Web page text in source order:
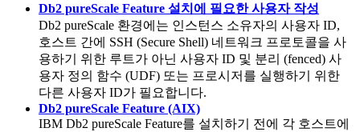
Db2 pureScale Feature 설치에 필요한 사용자 작성
Db2 pureScale 환경에는 인스턴스 소유자의 사용자 ID,
호스트 간에 SSH (Secure Shell) 네트워크 프로토콜을 사
용하기 위한 루트가 아닌 사용자 ID 및 분리 (fenced) 사
용자 정의 함수 (UDF) 또는 프로시저를 실행하기 위한
다른 사용자 ID가 필요합니다.
Db2 pureScale Feature (AIX)
IBM Db2 pureScale Feature를 설치하기 전에 각 호스트에